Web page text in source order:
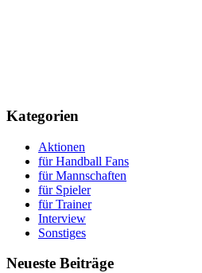
Kategorien
Aktionen
für Handball Fans
für Mannschaften
für Spieler
für Trainer
Interview
Sonstiges
Neueste Beiträge